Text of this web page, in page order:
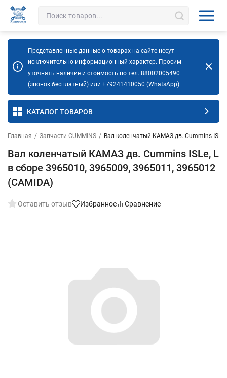
Представленные данные о товарах на сайте несут
исключительно информационный характер. Просим
уточнять наличие и стоимость по тел. 88002005490
(звонок бесплатный) или +79241410050 (WhatsApp).
КАТАЛОГ ТОВАРОВ
Главная / Запчасти CUMMINS / Вал коленчатый КАМАЗ дв. Cummins
Вал коленчатый КАМАЗ дв. Cummins ISLe, L
в сборе 3965010, 3965009, 3965011, 3965012
(CAMIDA)
Оставить отзыв Избранное Сравнение